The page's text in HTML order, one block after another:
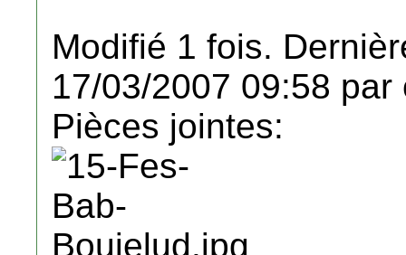
Modifié 1 fois.
17/03/2007 09:58 par
Pièces jointes: